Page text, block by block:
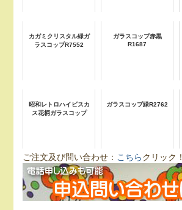
カガミクリスタル緑ガ
ラスコップR7552
ガラスコップ赤黒
R1687
昭和レトロハイビスカ
ス花柄ガラスコップ
ガラスコップ緑R2762
ご注文及び問い合わせ： こちらクリック！